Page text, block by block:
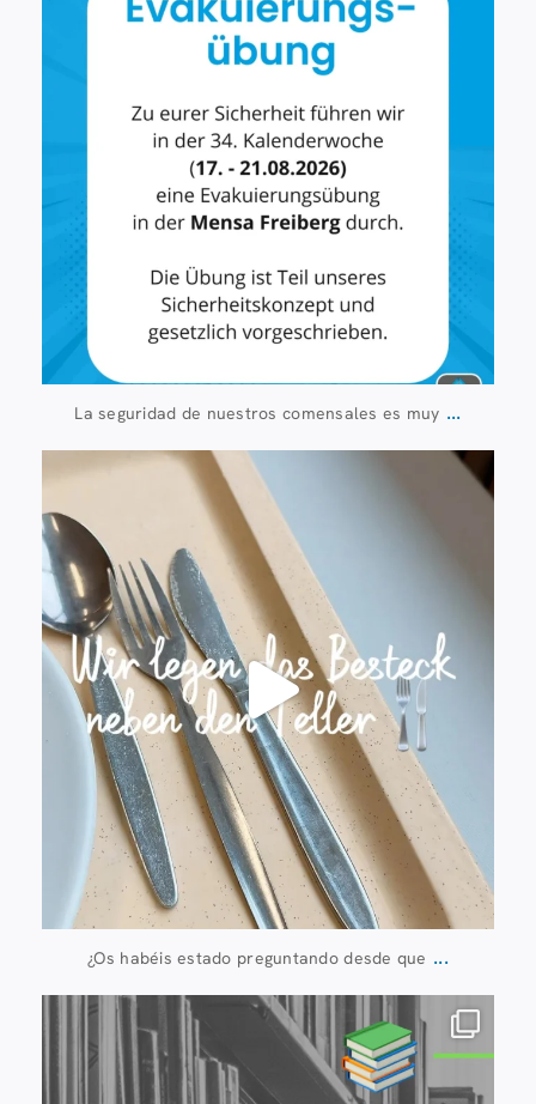
La seguridad de nuestros comensales es muy ...
23 de julio
224
¿Os habéis estado preguntando desde que ...
20 de julio
0